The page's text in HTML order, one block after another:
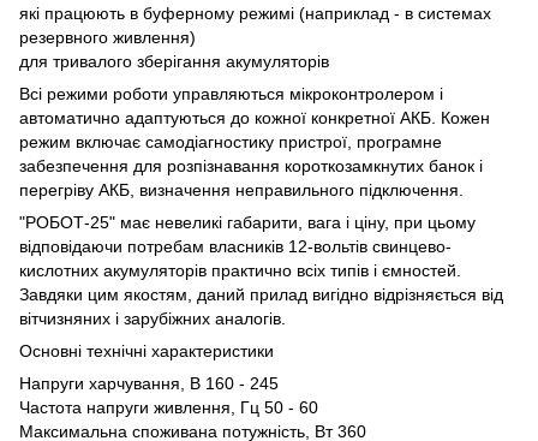
які працюють в буферному режимі (наприклад - в системах
резервного живлення)
для тривалого зберігання акумуляторів
Всі режими роботи управляються мікроконтролером і
автоматично адаптуються до кожної конкретної АКБ. Кожен
режим включає самодіагностику пристрої, програмне
забезпечення для розпізнавання короткозамкнутих банок і
перегріву АКБ, визначення неправильного підключення.
"РОБОТ-25" має невеликі габарити, вага і ціну, при цьому
відповідаючи потребам власників 12-вольтів свинцево-
кислотних акумуляторів практично всіх типів і ємностей.
Завдяки цим якостям, даний прилад вигідно відрізняється від
вітчизняних і зарубіжних аналогів.
Основні технічні характеристики
Напруги харчування, В 160 - 245
Частота напруги живлення, Гц 50 - 60
Максимальна споживана потужність, Вт 360